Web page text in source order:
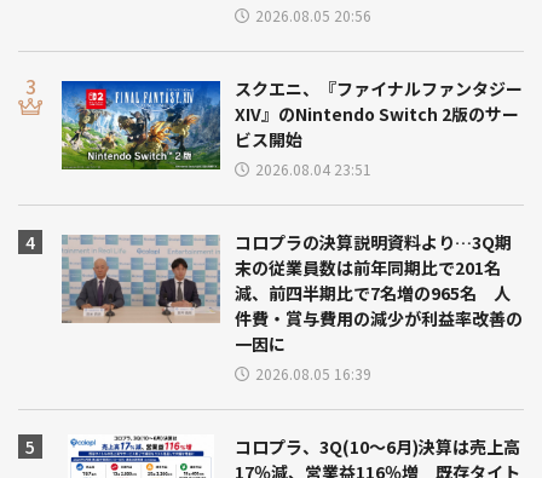
2026.08.05 20:56
スクエニ、『ファイナルファンタジー
XIV』のNintendo Switch 2版のサー
ビス開始
2026.08.04 23:51
コロプラの決算説明資料より…3Q期
末の従業員数は前年同期比で201名
減、前四半期比で7名増の965名 人
件費・賞与費用の減少が利益率改善の
一因に
2026.08.05 16:39
コロプラ、3Q(10～6月)決算は売上高
17％減、営業益116％増 既存タイト